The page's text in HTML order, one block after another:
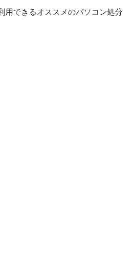
用できるオススメのパソコン処分